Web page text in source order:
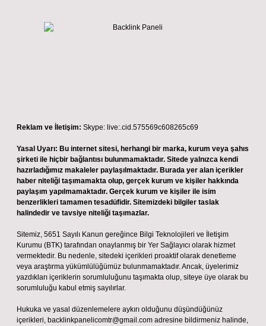
Reklam ve İletişim: Skype: live:.cid.575569c608265c69
Yasal Uyarı: Bu internet sitesi, herhangi bir marka, kurum veya şahıs
şirketi ile hiçbir bağlantısı bulunmamaktadır. Sitede yalnızca kendi
hazırladığımız makaleler paylaşılmaktadır. Burada yer alan içerikler
haber niteliği taşımamakta olup, gerçek kurum ve kişiler hakkında
paylaşım yapılmamaktadır. Gerçek kurum ve kişiler ile isim
benzerlikleri tamamen tesadüfidir. Sitemizdeki bilgiler taslak
halindedir ve tavsiye niteliği taşımazlar.
Sitemiz, 5651 Sayılı Kanun gereğince Bilgi Teknolojileri ve İletişim
Kurumu (BTK) tarafından onaylanmış bir Yer Sağlayıcı olarak hizmet
vermektedir. Bu nedenle, sitedeki içerikleri proaktif olarak denetleme
veya araştırma yükümlülüğümüz bulunmamaktadır. Ancak, üyelerimiz
yazdıkları içeriklerin sorumluluğunu taşımakta olup, siteye üye olarak bu
sorumluluğu kabul etmiş sayılırlar.
Hukuka ve yasal düzenlemelere aykırı olduğunu düşündüğünüz
içerikleri, backlinkpanelicomtr@gmail.com adresine bildirmeniz halinde,